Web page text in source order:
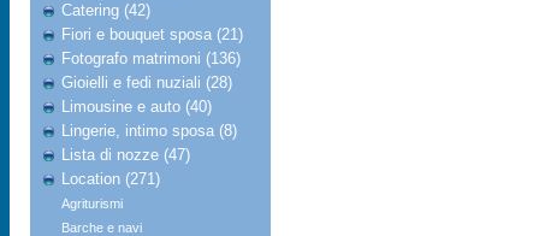
Catering (42)
Fiori e bouquet sposa (21)
Fotografo matrimoni (136)
Gioielli e fedi nuziali (28)
Limousine e auto (40)
Lingerie, intimo sposa (8)
Lista di nozze (47)
Location (271)
Agriturismi
Barche e navi